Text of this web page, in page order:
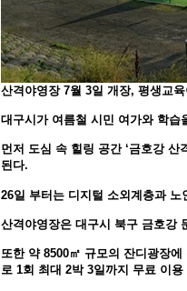
산격야영장 7월 3일 개장, 평생교
대구시가 여름철 시민 여가와 학습
먼저 도심 속 힐링 공간 ‘금호강 산
된다.
26일 부터는 디지털 소외계층과 노
산격야영장은 대구시 북구 금호강
또한 약 8500㎡ 규모의 잔디광장
로 1회 최대 2박 3일까지 무료 이용